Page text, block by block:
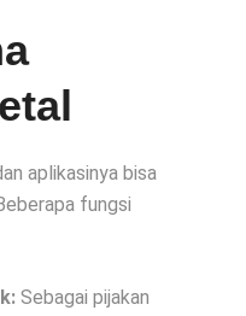
aplikasinya bisa
fungsi
Sebagai pijakan